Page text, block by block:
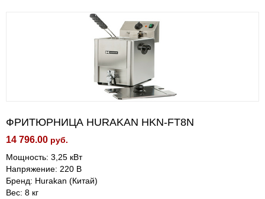
ФРИТЮРНИЦА HURAKAN HKN-FT8N
14 796.00 руб.
Мощность: 3,25 кВт
Напряжение: 220 В
Бренд: Hurakan (Китай)
Вес: 8 кг